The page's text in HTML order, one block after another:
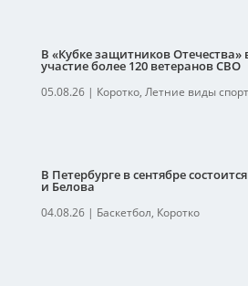
В «Кубке защитников
участие более 120 ветеранов СВО
05.08.26| Коротко, Летние виды
В Петербурге в сентябре
и Белова
04.08.26| Баскетбол, Коротко